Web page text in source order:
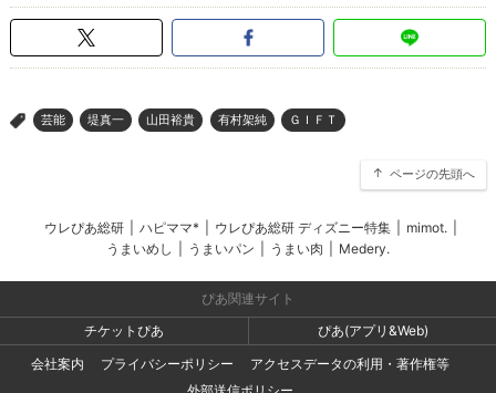
> 芸能 堤真一 山田裕貴 有村架純 ＧＩＦＴ
ページの先頭へ
ウレぴあ総研 ハピママ* ウレぴあ総研 ディズニー特集 mimot.
うまいめし
うまいパン うまい肉 Medery.
ぴあ関連サイト
チケットぴあ
ぴあ(アプリ&Web)
会社案内
プライバシーポリシー
アクセスデータの利用・著作権等